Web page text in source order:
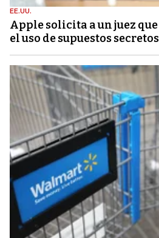
EE.UU.
Apple solicita a un juez
el uso de supuestos